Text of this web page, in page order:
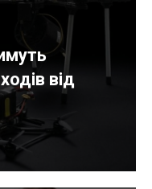
від